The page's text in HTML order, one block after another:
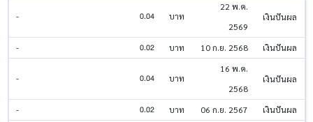
- 0.04 บาท
22 พ.ค.
2569
เงินปันผล
- 0.02 บาท 10 ก.ย. 2568 เงินปันผล
- 0.04 บาท
16 พ.ค.
2568
เงินปันผล
- 0.02 บาท 06 ก.ย. 2567 เงินปันผล